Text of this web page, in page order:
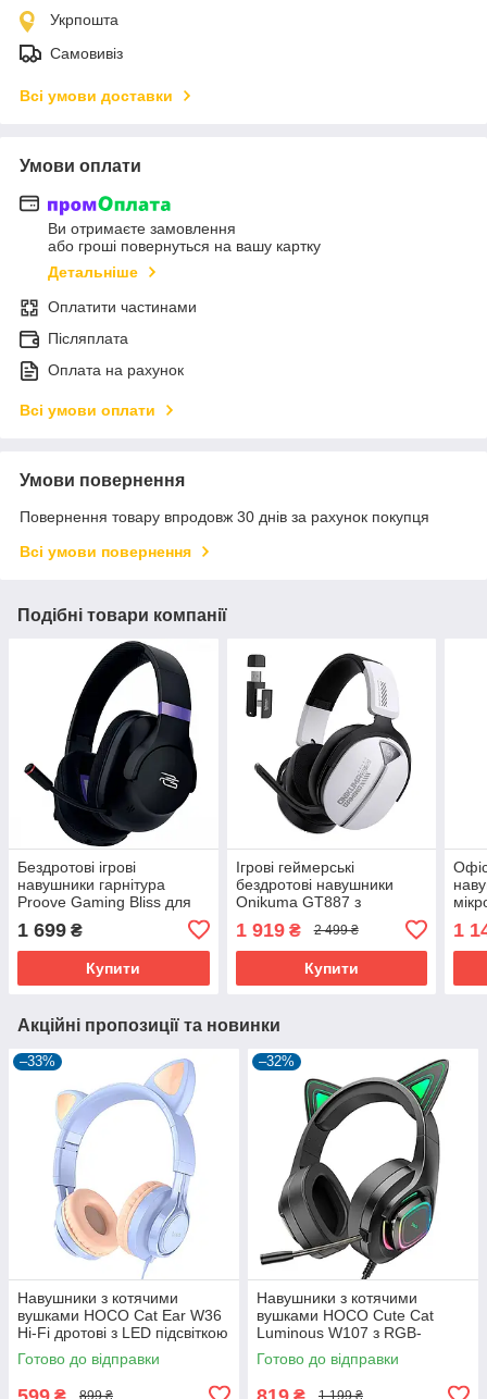
Укрпошта
Самовивіз
Всі умови доставки
Умови оплати
Ви отримаєте замовлення
або гроші повернуться на вашу картку
Детальніше
Оплатити частинами
Післяплата
Оплата на рахунок
Всі умови оплати
Умови повернення
Повернення товару впродовж 30 днів за рахунок покупця
Всі умови повернення
Подібні товари компанії
Бездротові ігрові
навушники гарнітура
Proove Gaming Bliss для
ПК комп'ютера ноутбука
Чорний
1 699 ₴
Купити
Ігрові геймерські
бездротові навушники
Onikuma GT887 з
комп'ютера ПК ноутбука
телефона смартфона
1 919₴ 2 499 ₴
Купити
1
Акційні пропозиції та новинки
–33%
Навушники з котячими
вушками HOCO Cat Ear W36
Hi-Fi дротові з LED підсвіткою
і мікрофоном ігрові
геймерські
Готово до відправки
–32%
Навушники з котячими
вушками HOCO Cute Cat
Luminous W107 з RGB-
підсвіткою й мікрофоном
ігрові геймерські Phantom
Готово до відправки